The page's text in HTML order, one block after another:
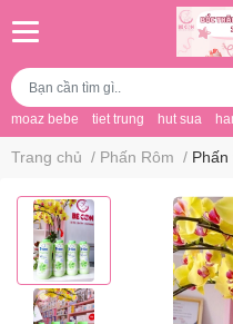
moaz bebe tiet trung hut sua
Trang chủ / Phấn Rôm /